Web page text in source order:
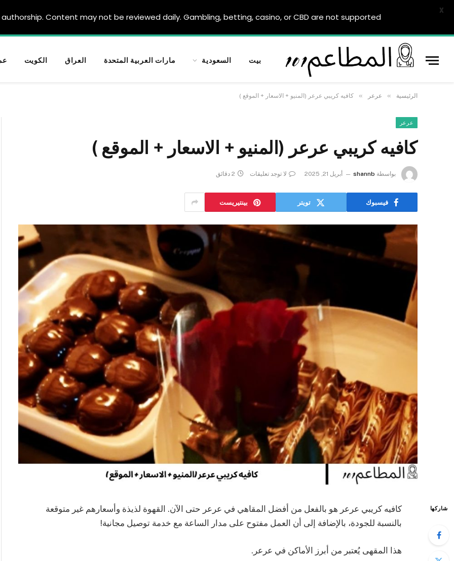
بيت السعودية مارات العربية المتحدة العراق الكويت
الرئيسية » عرعر » كافيه كريبي عرعر (المنيو + الاسعار + الموقع )
عرعر
كافيه كريبي عرعر (المنيو + الاسعار + الموقع )
بواسطة shannb أبريل 21, 2025 لا توجد تعليقات 2 دقائق
فيسبوك تويتر بينتيريست
شاركها
كافيه كريبي عرعر هو بالفعل من أفضل المقاهي في عرعر حتى الآن. القهوة لذيذة وأسعارهم غير متوقعة
بالنسبة للجودة، بالإضافة إلى أن العمل مفتوح على مدار الساعة مع خدمة توصيل مجانية!
هذا المقهى يُعتبر من أبرز الأماكن في عرعر.
Content may not be reviewed daily. Gambling, betting, casino, or CBD are not supported.
X